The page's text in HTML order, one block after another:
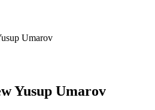
Umarov
Yusup Umarov